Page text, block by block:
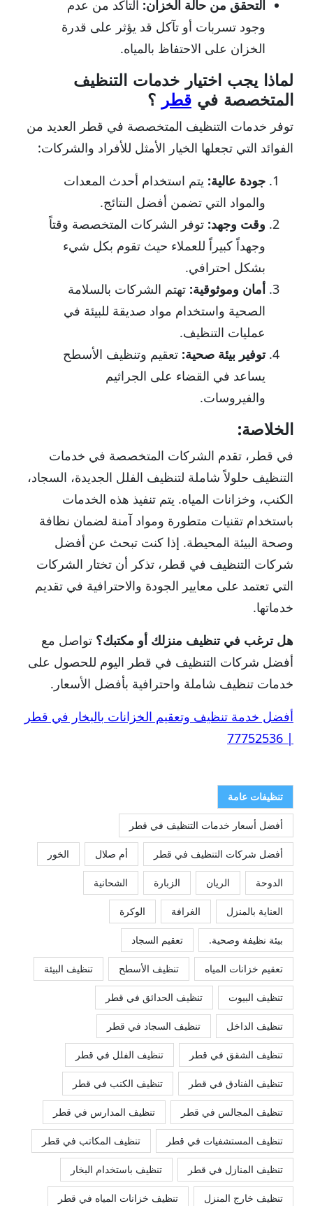
التحقق من حالة الخزان:التأكد من عدم
وجود تسربات أو تآكل قد يؤثر على قدرة
الخزان على الاحتفاظ بالمياه.
لماذا يجب اختيار خدمات التنظيف
المتخصصة فيقطر؟
توفر خدمات التنظيف المتخصصة في قطر العديد من
الفوائد التي تجعلها الخيار الأمثل للأفراد والشركات:
جودة عالية:يتم استخدام أحدث المعدات
والمواد التي تضمن أفضل النتائج.
وقت وجهد:توفر الشركات المتخصصة وقتاً
وجهداً كبيراً للعملاء حيث تقوم بكل شيء
بشكل احترافي.
أمان وموثوقية:تهتم الشركات بالسلامة
الصحية واستخدام مواد صديقة للبيئة في
عمليات التنظيف.
توفير بيئة صحية:تعقيم وتنظيف الأسطح
يساعد في القضاء على الجراثيم
والفيروسات.
الخلاصة:
في قطر، تقدم الشركات المتخصصة في خدمات
التنظيف حلولاً شاملة لتنظيف الفلل الجديدة، السجاد،
الكنب، وخزانات المياه. يتم تنفيذ هذه الخدمات
باستخدام تقنيات متطورة ومواد آمنة لضمان نظافة
وصحة البيئة المحيطة. إذا كنت تبحث عن أفضل
شركات التنظيف في قطر، تذكر أن تختار الشركات
التي تعتمد على معايير الجودة والاحترافية في تقديم
خدماتها.
هل ترغب في تنظيف منزلك أو مكتبك؟تواصل مع
أفضل شركات التنظيف في قطر اليوم للحصول على
خدمات تنظيف شاملة واحترافية بأفضل الأسعار.
أفضل خدمة تنظيف وتعقيم الخزانات بالبخار في قطر
تنظيفات عامة
أفضل أسعار خدمات التنظيف في قطر
أفضل شركات التنظيف في قطر أم صلال الخور
الدوحة الريان الزبارة الشحانية
العناية بالمنزل الغرافة الوكرة
بيئة نظيفة وصحية. تعقيم السجاد
تعقيم خزانات المياه تنظيف الأسطح تنظيف البيئة
تنظيف البيوت تنظيف الحدائق في قطر
تنظيف الداخل تنظيف السجاد في قطر
تنظيف الشقق في قطر تنظيف الفلل في قطر
تنظيف الفنادق في قطر تنظيف الكنب في قطر
تنظيف المجالس في قطر تنظيف المدارس في قطر
تنظيف المستشفيات في قطر تنظيف المكاتب في قطر
تنظيف المنازل في قطر تنظيف باستخدام البخار
تنظيف خارج المنزل تنظيف خزانات المياه في قطر